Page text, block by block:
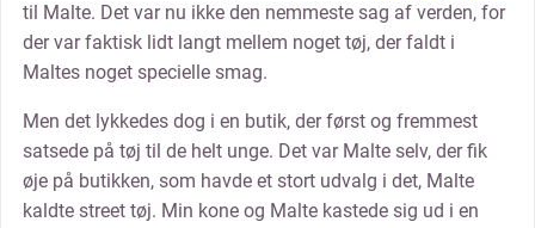
til Malte. Det var nu ikke den nemmeste sag af verden, for
der var faktisk lidt langt mellem noget tøj, der faldt i
Maltes noget specielle smag.
Men det lykkedes dog i en butik, der først og fremmest
satsede på tøj til de helt unge. Det var Malte selv, der fik
øje på butikken, som havde et stort udvalg i det, Malte
kaldte street tøj. Min kone og Malte kastede sig ud i en